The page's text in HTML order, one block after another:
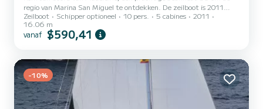
regio van Marina San Miguel te ontdekken. De zeilboot is 2011
gebouwd en belooft een hoog niveau van comfort op zee. De boot
heeft 5 comfortabele hutten voor maximaal 10 personen. Met haar
16 meter lengte en een motorvermogen van 110 PK is het schip de
toiletten met douches. Deze boot is uitgerust met een doorgelat
g...
Zeilboot Schipper optioneel 10 pers. 5 cabines
2011
16.06 m
vanaf $590,41
-10%